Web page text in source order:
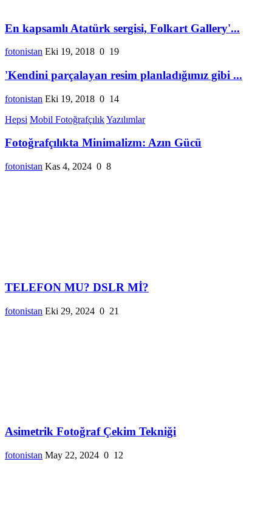
En kapsamlı Atatürk sergisi, Folkart Gallery'...
fotonistan Eki 19, 2018 0 19
'Kendini parçalayan resim planladığımız gibi ...
fotonistan Eki 19, 2018 0 14
Hepsi Mobil FotoğrafçılıkYazılımlar
Fotoğrafçılıkta Minimalizm: Azın Gücü
fotonistan Kas 4, 2024 0 8
TELEFON MU? DSLR Mİ?
fotonistan Eki 29, 2024 0 21
Asimetrik Fotoğraf Çekim Tekniği
fotonistan May 22, 2024 0 12